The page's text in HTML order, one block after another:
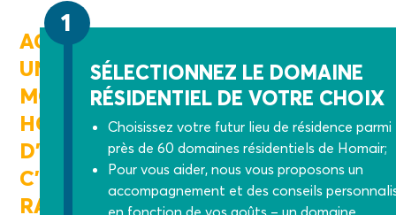
ACHETER
UN
MOBIL-
HOME
D’OCCASION,
C’EST
RAPIDE
1
SÉLECTIONNEZ LE DOMAINE
RÉSIDENTIEL DE VOTRE CHOIX
Choisissez votre futur lieu de résidence parmi
près de 60 domaines résidentiels de Homair;
Pour vous aider, nous vous proposons un
accompagnement et des conseils
en fonction de vos goûts – un domaine